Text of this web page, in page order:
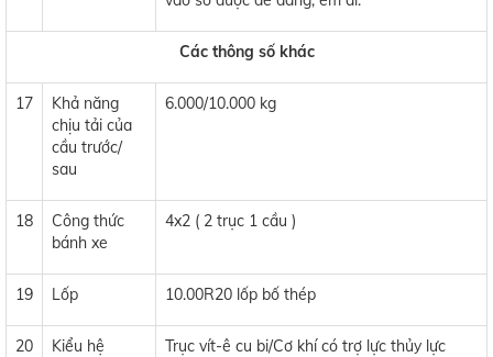
Các thông số khác
17
Khả năng
chịu tải của
cầu trước/
sau
6.000/10.000 kg
18
Công thức
bánh xe
4x2 ( 2 trục 1 cầu )
19 Lốp 10.00R20 lốp bố thép
20
Kiểu hệ
Trục vít-ê cu bi/Cơ khí có trợ lực thủy lực